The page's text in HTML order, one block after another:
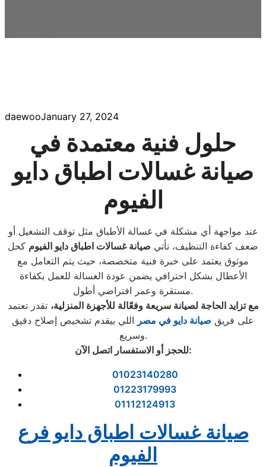
daewooJanuary 27, 2024
حلول فنية معتمدة في
صيانة غسالات اطباق دايو
الفيوم
عند مواجهة أي مشكلة في غسالة الأطباق مثل توقف التشغيل أو
ضعف كفاءة التنظيف، تأتي صيانة غسالات اطباق دايو الفيوم كحل
موثوق يعتمد على خبرة فنية متخصصة، حيث يتم التعامل مع
الأعطال بشكل احترافي يضمن عودة الغسالة للعمل بكفاءة
مستقرة وعمر افتراضي أطول.
مع تزايد الحاجة لصيانة سريعة وفعّالة للأجهزة المنزلية، تقدر تعتمد
على فريق صيانة دايو في مصر اللي بيقدم تشخيص إصلاح دقيق
وسريع.
للحجز أو الاستفسار اتصل الآن:
01023140280
01223179993
01112124913
صيانة غسالات اطباق دايو فرع
الفيوم